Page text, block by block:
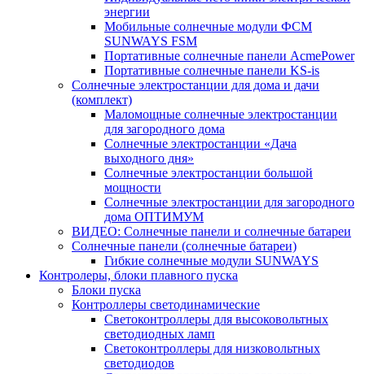
энергии
Мобильные солнечные модули ФСМ
SUNWAYS FSM
Портативные солнечные панели AcmePower
Портативные солнечные панели KS-is
Солнечные электростанции для дома и дачи
(комплект)
Маломощные солнечные электростанции
для загородного дома
Солнечные электростанции «Дача
выходного дня»
Солнечные электростанции большой
мощности
Солнечные электростанции для загородного
дома ОПТИМУМ
ВИДЕО: Солнечные панели и солнечные батареи
Солнечные панели (солнечные батареи)
Гибкие солнечные модули SUNWAYS
Контролеры, блоки плавного пуска
Блоки пуска
Контроллеры светодинамические
Светоконтроллеры для высоковольтных
светодиодных ламп
Светоконтроллеры для низковольтных
светодиодов